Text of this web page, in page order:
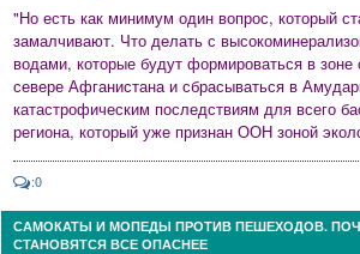
"Но есть как минимум один вопрос, который
замалчивают. Что делать с
водами, которые будут формироваться в
севере Афганистана и сбрасываться в
катастрофическим последствиям для всего
региона, который уже признан ООН зоной
:0
САМОКАТЫ И МОПЕДЫ ПРОТИВ ПЕШЕХОДОВ.
СТАНОВЯТСЯ ВСЕ ОПАСНЕЕ